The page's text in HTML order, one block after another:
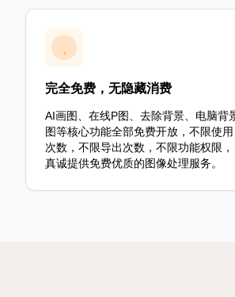
完全免费，无隐藏消费
AI画图、在线P图、去除背景、电脑背
图等核心功能全部免费开放，不限使用
次数，不限导出次数，不限功能权限，
真诚提供免费优质的图像处理服务。